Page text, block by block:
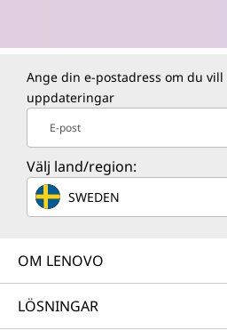
Ange din e-postadress om du
uppdateringar
E-post
Välj land/region:
SWEDEN
OM LENOVO
LÖSNINGAR